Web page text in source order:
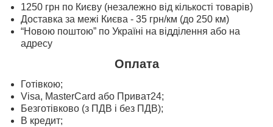
1250 грн по Києву (незалежно від кількості товарів)
Доставка за межі Києва - 35 грн/км (до 250 км)
“Новою поштою” по Україні на відділення або на
адресу
Оплата
Готівкою;
Visa, MasterСard або Приват24;
Безготівково (з ПДВ і без ПДВ);
В кредит;